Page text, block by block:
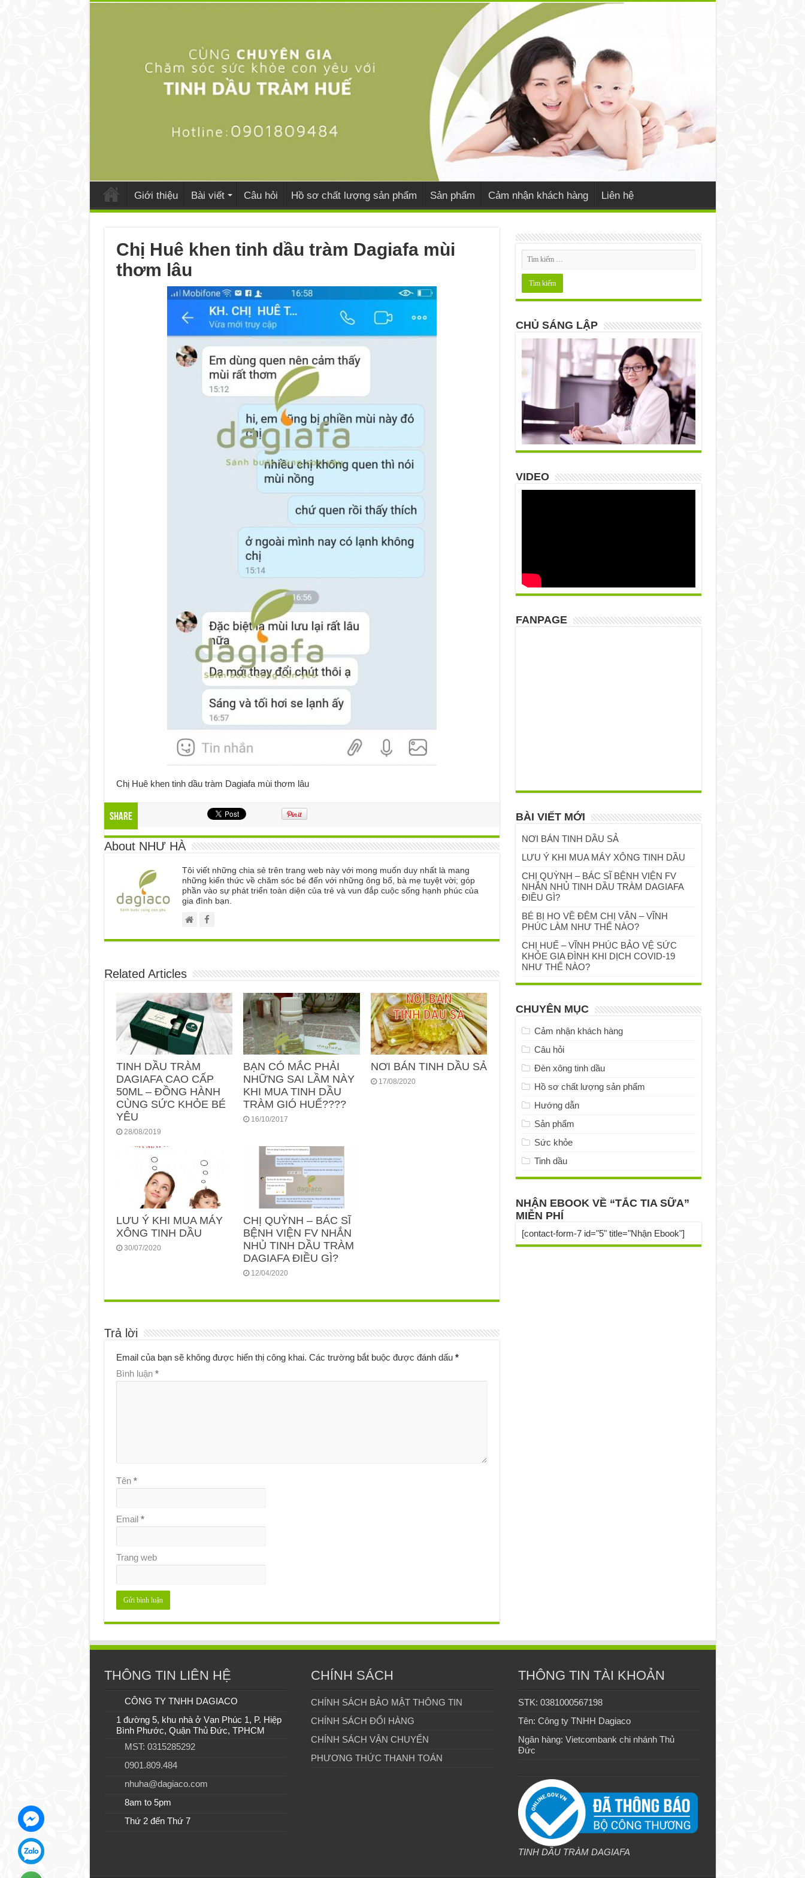
Giới thiệu Bài viết Câu hỏi Hồ sơ chất lượng sản phẩm Sản phẩm Cảm nhận khách hàng Liên hệ
Chị Huê khen tinh dầu tràm Dagiafa mùi
thơm lâu
Chị Huê khen tinh dầu tràm Dagiafa mùi thơm lâu
Share
About NHƯ HÀ
Tôi viết những chia sẻ trên trang web này với mong muốn duy nhất là mang
những kiến thức về chăm sóc bé đến với những ông bố, bà mẹ tuyệt vời; góp
phần vào sự phát triển toàn diện của trẻ và vun đắp cuộc sống hạnh phúc của
gia đình bạn.
Related Articles
TINH DẦU TRÀM
DAGIAFA CAO CẤP
50ML – ĐỒNG HÀNH
CÙNG SỨC KHỎE BÉ
YÊU
28/08/2019
BẠN CÓ MẮC PHẢI
NHỮNG SAI LẦM NÀY
KHI MUA TINH DẦU
TRÀM GIÓ HUẾ????
16/10/2017
NƠI BÁN TINH DẦU SẢ
17/08/2020
LƯU Ý KHI MUA MÁY
XÔNG TINH DẦU
30/07/2020
CHỊ QUỲNH – BÁC SĨ
BỆNH VIỆN FV NHẮN
NHỦ TINH DẦU TRÀM
DAGIAFA ĐIỀU GÌ?
12/04/2020
Trả lời
Email của bạn sẽ không được hiển thị công khai. Các trường bắt buộc được đánh dấu *
Bình luận *
Tên *
Email *
Trang web
CHỦ SÁNG LẬP
VIDEO
FANPAGE
BÀI VIẾT MỚI
NƠI BÁN TINH DẦU SẢ
LƯU Ý KHI MUA MÁY XÔNG TINH DẦU
CHỊ QUỲNH – BÁC SĨ BỆNH VIỆN FV
NHẮN NHỦ TINH DẦU TRÀM DAGIAFA
ĐIỀU GÌ?
BÉ BỊ HO VỀ ĐÊM CHỊ VÂN – VĨNH
PHÚC LÀM NHƯ THẾ NÀO?
CHỊ HUẾ – VĨNH PHÚC BẢO VỆ SỨC
KHỎE GIA ĐÌNH KHI DỊCH COVID-19
NHƯ THẾ NÀO?
CHUYÊN MỤC
Cảm nhận khách hàng
Câu hỏi
Đèn xông tinh dầu
Hồ sơ chất lượng sản phẩm
Hướng dẫn
Sản phẩm
Sức khỏe
Tinh dầu
NHẬN EBOOK VỀ “TẮC TIA SỮA”
MIỄN PHÍ
[contact-form-7 id="5" title="Nhận Ebook"]
THÔNG TIN LIÊN HỆ
CÔNG TY TNHH DAGIACO
1 đường 5, khu nhà ở Vạn Phúc 1, P. Hiệp
Bình Phước, Quận Thủ Đức, TPHCM
MST: 0315285292
0901.809.484
nhuha@dagiaco.com
8am to 5pm
Thứ 2 đến Thứ 7
CHÍNH SÁCH
CHÍNH SÁCH BẢO MẬT THÔNG TIN
CHÍNH SÁCH ĐỔI HÀNG
CHÍNH SÁCH VẬN CHUYỂN
PHƯƠNG THỨC THANH TOÁN
THÔNG TIN TÀI KHOẢN
STK: 0381000567198
Tên: Công ty TNHH Dagiaco
Ngân hàng: Vietcombank chi nhánh Thủ
Đức
TINH DẦU TRÀM DAGIAFA